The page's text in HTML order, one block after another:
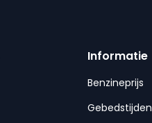
Informatie
Benzineprijs
Gebedstijden